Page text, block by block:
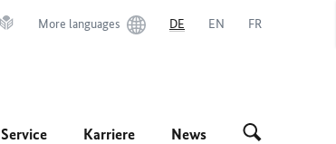
More languages DE EN FR
Service Karriere News